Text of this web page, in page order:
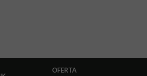
OFERTA